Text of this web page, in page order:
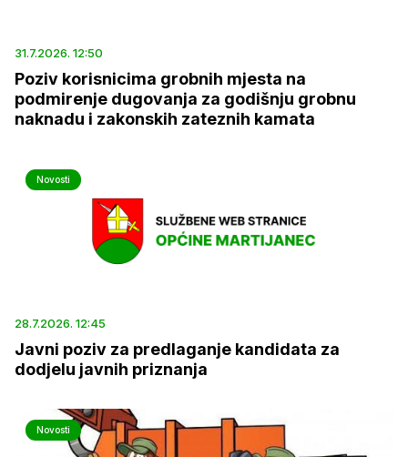
31.7.2026. 12:50
Poziv korisnicima grobnih mjesta na
podmirenje dugovanja za godišnju grobnu
naknadu i zakonskih zateznih kamata
Novosti
28.7.2026. 12:45
Javni poziv za predlaganje kandidata za
dodjelu javnih priznanja
Novosti